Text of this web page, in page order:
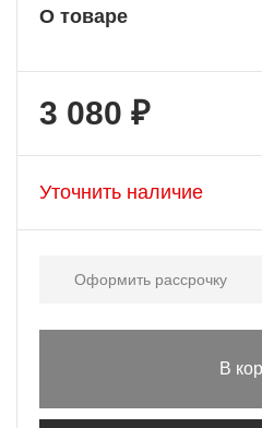
О товаре
3 080 ₽
Уточнить наличие
Оформить рассрочку
В